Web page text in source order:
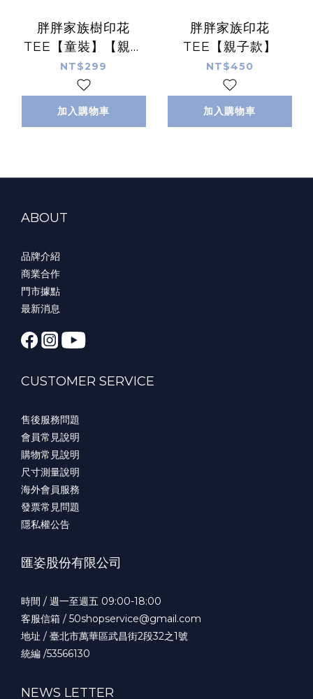
胖胖家族樹印花
TEE【童裝】【親子
款】
NT$299
加入購物車
胖胖家族印花
TEE【親子款】
NT$450
加入購物車
ABOUT
品牌介紹
商業合作
門市據點
最新消息
CUSTOMER SERVICE
售後服務問題
會員常見說明
購物常見說明
尺寸測量說明
海外會員服務
發票常見問題
隱私權公告
匯姿股份有限公司
時間 / 週一至週五 09:00-18:00
客服信箱 / 50shopservice@gmail.com
地址 / 臺北市萬華區武昌街2段32之1號
統編 /53566130
NEWS LETTER